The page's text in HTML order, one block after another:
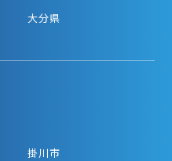
大分県
掛川市